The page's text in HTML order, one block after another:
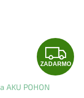
Z
A
ZADARMO
POHON